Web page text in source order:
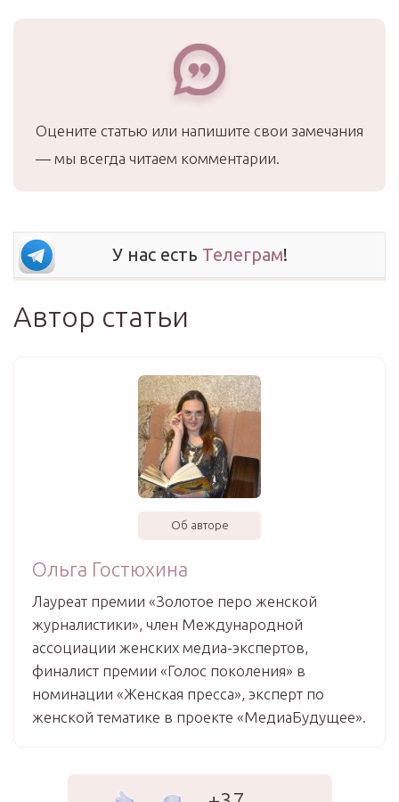
Оцените статью или напишите свои замечания
— мы всегда читаем комментарии.
У нас есть Телеграм!
Автор статьи
Об авторе
Ольга Гостюхина
Лауреат премии «Золотое перо женской
журналистики», член Международной
ассоциации женских медиа-экспертов,
финалист премии «Голос поколения» в
номинации «Женская пресса», эксперт по
женской тематике в проекте «МедиаБудущее».